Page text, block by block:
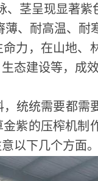
茎呈现显著紫
、耐高温、耐
力，在山地
态建设等，成效
统需要都需
紫的压榨机制
以下几个方面。